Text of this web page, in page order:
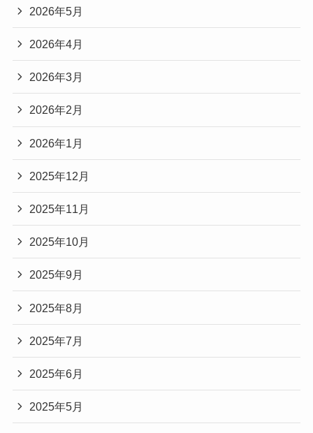
2026年5月
2026年4月
2026年3月
2026年2月
2026年1月
2025年12月
2025年11月
2025年10月
2025年9月
2025年8月
2025年7月
2025年6月
2025年5月